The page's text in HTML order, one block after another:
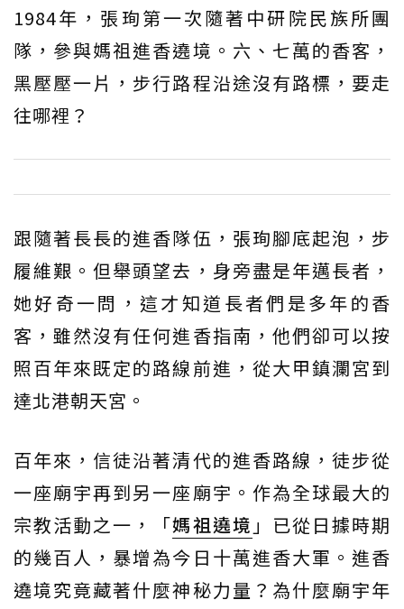
1984年，張珣第一次隨著中研院民族所團
隊，參與媽祖進香遶境。六、七萬的香客，
黑壓壓一片，步行路程沿途沒有路標，要走
往哪裡？
跟隨著長長的進香隊伍，張珣腳底起泡，步
履維艱。但舉頭望去，身旁盡是年邁長者，
她好奇一問，這才知道長者們是多年的香
客，雖然沒有任何進香指南，他們卻可以按
照百年來既定的路線前進，從大甲鎮瀾宮到
達北港朝天宮。
百年來，信徒沿著清代的進香路線，徒步從
一座廟宇再到另一座廟宇。作為全球最大的
宗教活動之一，「媽祖遶境 」已從日據時期
的幾百人，暴增為今日十萬進香大軍。進香
遶境究竟藏著什麼神秘力量？為什麼廟宇年